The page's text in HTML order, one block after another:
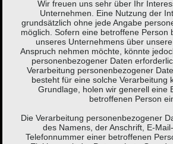
Kaum etwas
so viel
eine
Wir freuen uns sehr über Ihr
Unternehmen. Eine Nutzung der
grundsätzlich ohne jede Angabe
möglich. Sofern eine betroffene Person
unseres Unternehmens über
Anspruch nehmen möchte, könnte
personenbezogener Daten
Verarbeitung personenbezogener
besteht für eine solche Verarbeitung
Grundlage, holen wir generell eine
betroffenen Person
Die Verarbeitung personenbezogener
des Namens, der Anschrift, E-
Telefonnummer einer betroffenen